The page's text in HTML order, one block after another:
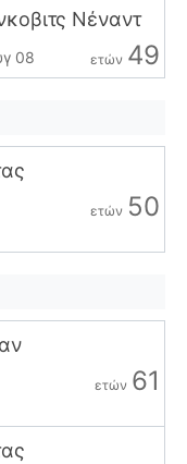
Νέναντ
08 ετών 49
ετών 50
ετών 61